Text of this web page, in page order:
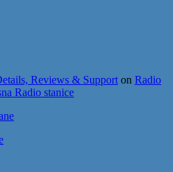
Reviews & Support on Radio
Radio stanice